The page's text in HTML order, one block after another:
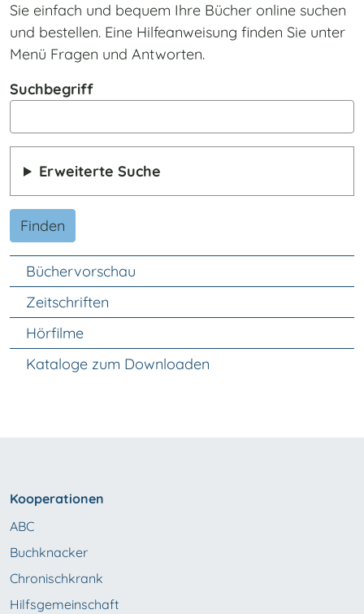
Sie einfach und bequem Ihre Bücher online suchen
und bestellen. Eine Hilfeanweisung finden Sie unter
Menü Fragen und Antworten.
Suchbegriff
Erweiterte Suche
Finden
Unter Navigation
Büchervorschau
Zeitschriften
Hörfilme
Kataloge zum Downloaden
Kooperationen
ABC
Buchknacker
Chronischkrank
Hilfsgemeinschaft